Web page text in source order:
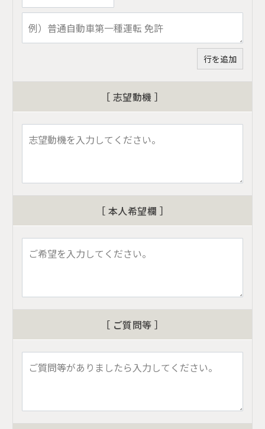
［ 志望動機 ］
［ 本人希望欄 ］
［ ご質問等 ］